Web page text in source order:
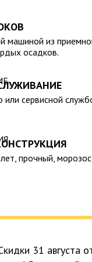
септика для дачи
(требуется
недостаточная
установку его
машиной из
осадков.
или сервисной
прочный,
31 августа